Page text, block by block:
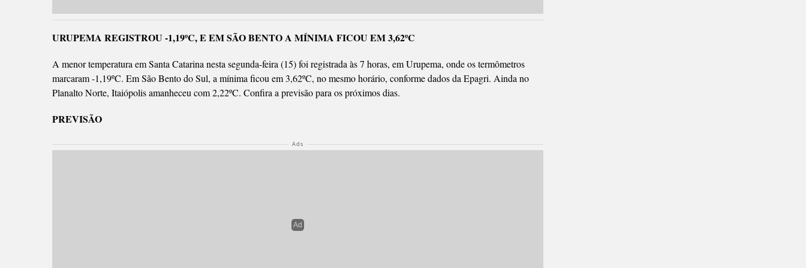
Temperatura: em elevação durante o dia e baixa à noite.
Vento: sudoeste a sudeste, fraco a moderado.
Terça-feira (16)
Tempo: sol em SC, com mais nuvens no início do dia.
Temperatura: baixa ao amanhecer com formação de geada isolada nas áreas mais latas do Meio-Oeste e Planalto Sul, e em
Tempo: sol em SC, com mais nuvens e nevoeiros isolados na madrugada e amanhecer.